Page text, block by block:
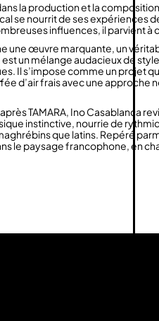
la production et la
se nourrit de ses expériences
influences, il parvient
une œuvre marquante, un
un mélange audacieux de
Il s’impose comme un projet
d’air frais avec une approche
TAMARA, Ino Casablanca
instinctive, nourrie de
que latins. Repéré
le paysage francophone, en